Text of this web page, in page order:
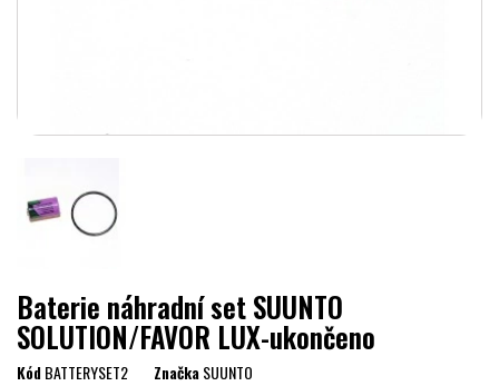
Baterie náhradní set SUUNTO
SOLUTION/FAVOR LUX-ukončeno
KódBATTERYSET2 ZnačkaSUUNTO